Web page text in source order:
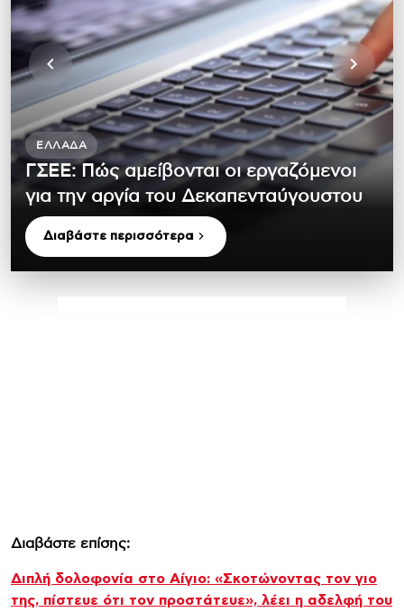
ΕΛΛΆΔΑ
ΓΣΕΕ: Πώς αμείβονται οι εργαζόμενοι
για την αργία του Δεκαπενταύγουστου
Διαβάστε περισσότερα
Διαβάστε επίσης:
Διπλή δολοφονία στο Αίγιο: «Σκοτώνοντας τον γιο
της, πίστευε ότι τον προστάτευε», λέει η αδελφή του